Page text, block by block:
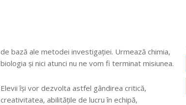
biologia și nici atunci nu ne vom fi terminat misiunea.
Elevii își vor dezvolta astfel gândirea critică,
creativitatea, abilitățile de lucru în echipă,